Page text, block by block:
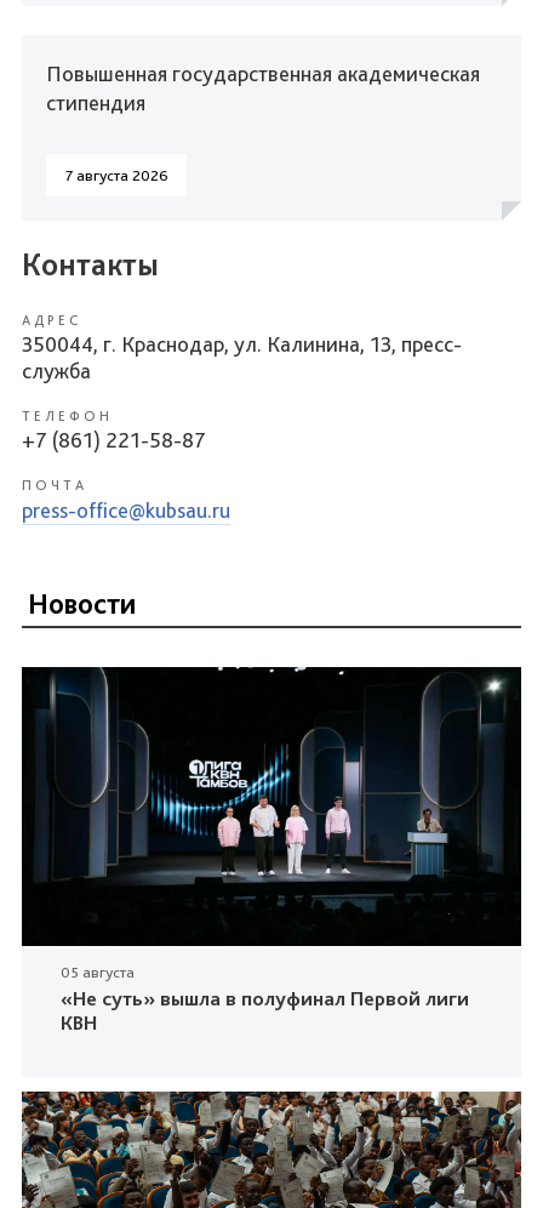
Повышенная государственная академическая
стипендия
7 августа 2026
Контакты
АДРЕС
350044, г. Краснодар, ул. Калинина, 13, пресс-
служба
ТЕЛЕФОН
+7 (861) 221-58-87
ПОЧТА
press-office@kubsau.ru
Новости
05 августа
«Не суть» вышла в полуфинал Первой лиги
КВН